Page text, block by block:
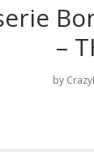
–
by